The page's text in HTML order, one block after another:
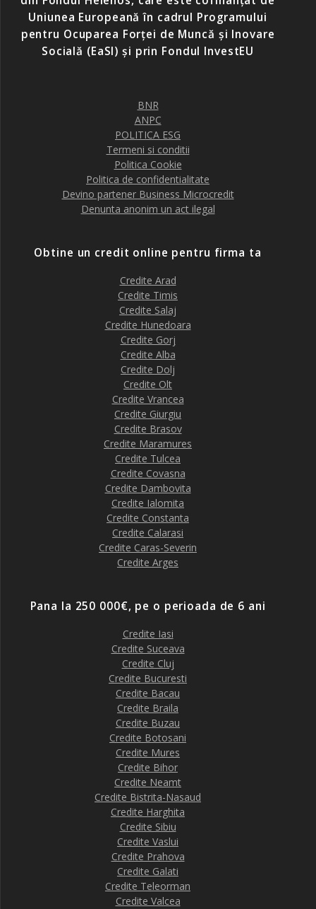
Uniunea Europeană în cadrul Programului
pentru Ocuparea Forței de Muncă și Inovare
Socială (EaSI) și prin Fondul InvestEU
BNR
ANPC
POLITICA ESG
Termeni si conditii
Politica Cookie
Politica de confidentialitate
Devino partener Business Microcredit
Denunta anonim un act ilegal
Obtine un credit online pentru firma ta
Credite Arad
Credite Timis
Credite Salaj
Credite Hunedoara
Credite Gorj
Credite Alba
Credite Dolj
Credite Olt
Credite Vrancea
Credite Giurgiu
Credite Brasov
Credite Maramures
Credite Tulcea
Credite Covasna
Credite Dambovita
Credite Ialomita
Credite Constanta
Credite Calarasi
Credite Caras-Severin
Credite Arges
Pana la 250 000€, pe o perioada de 6 ani
Credite Iasi
Credite Suceava
Credite Cluj
Credite Bucuresti
Credite Bacau
Credite Braila
Credite Buzau
Credite Botosani
Credite Mures
Credite Bihor
Credite Neamt
Credite Bistrita-Nasaud
Credite Harghita
Credite Sibiu
Credite Vaslui
Credite Prahova
Credite Galati
Credite Teleorman
Credite Valcea